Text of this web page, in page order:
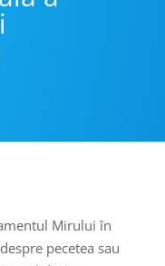
Mirului în
pecetea sau